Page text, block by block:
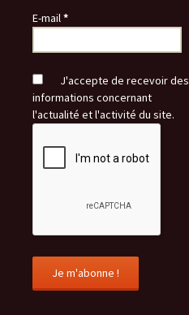
E-mail*
J'accepte de recevoir des
informations concernant
l'actualité et l'activité du site.